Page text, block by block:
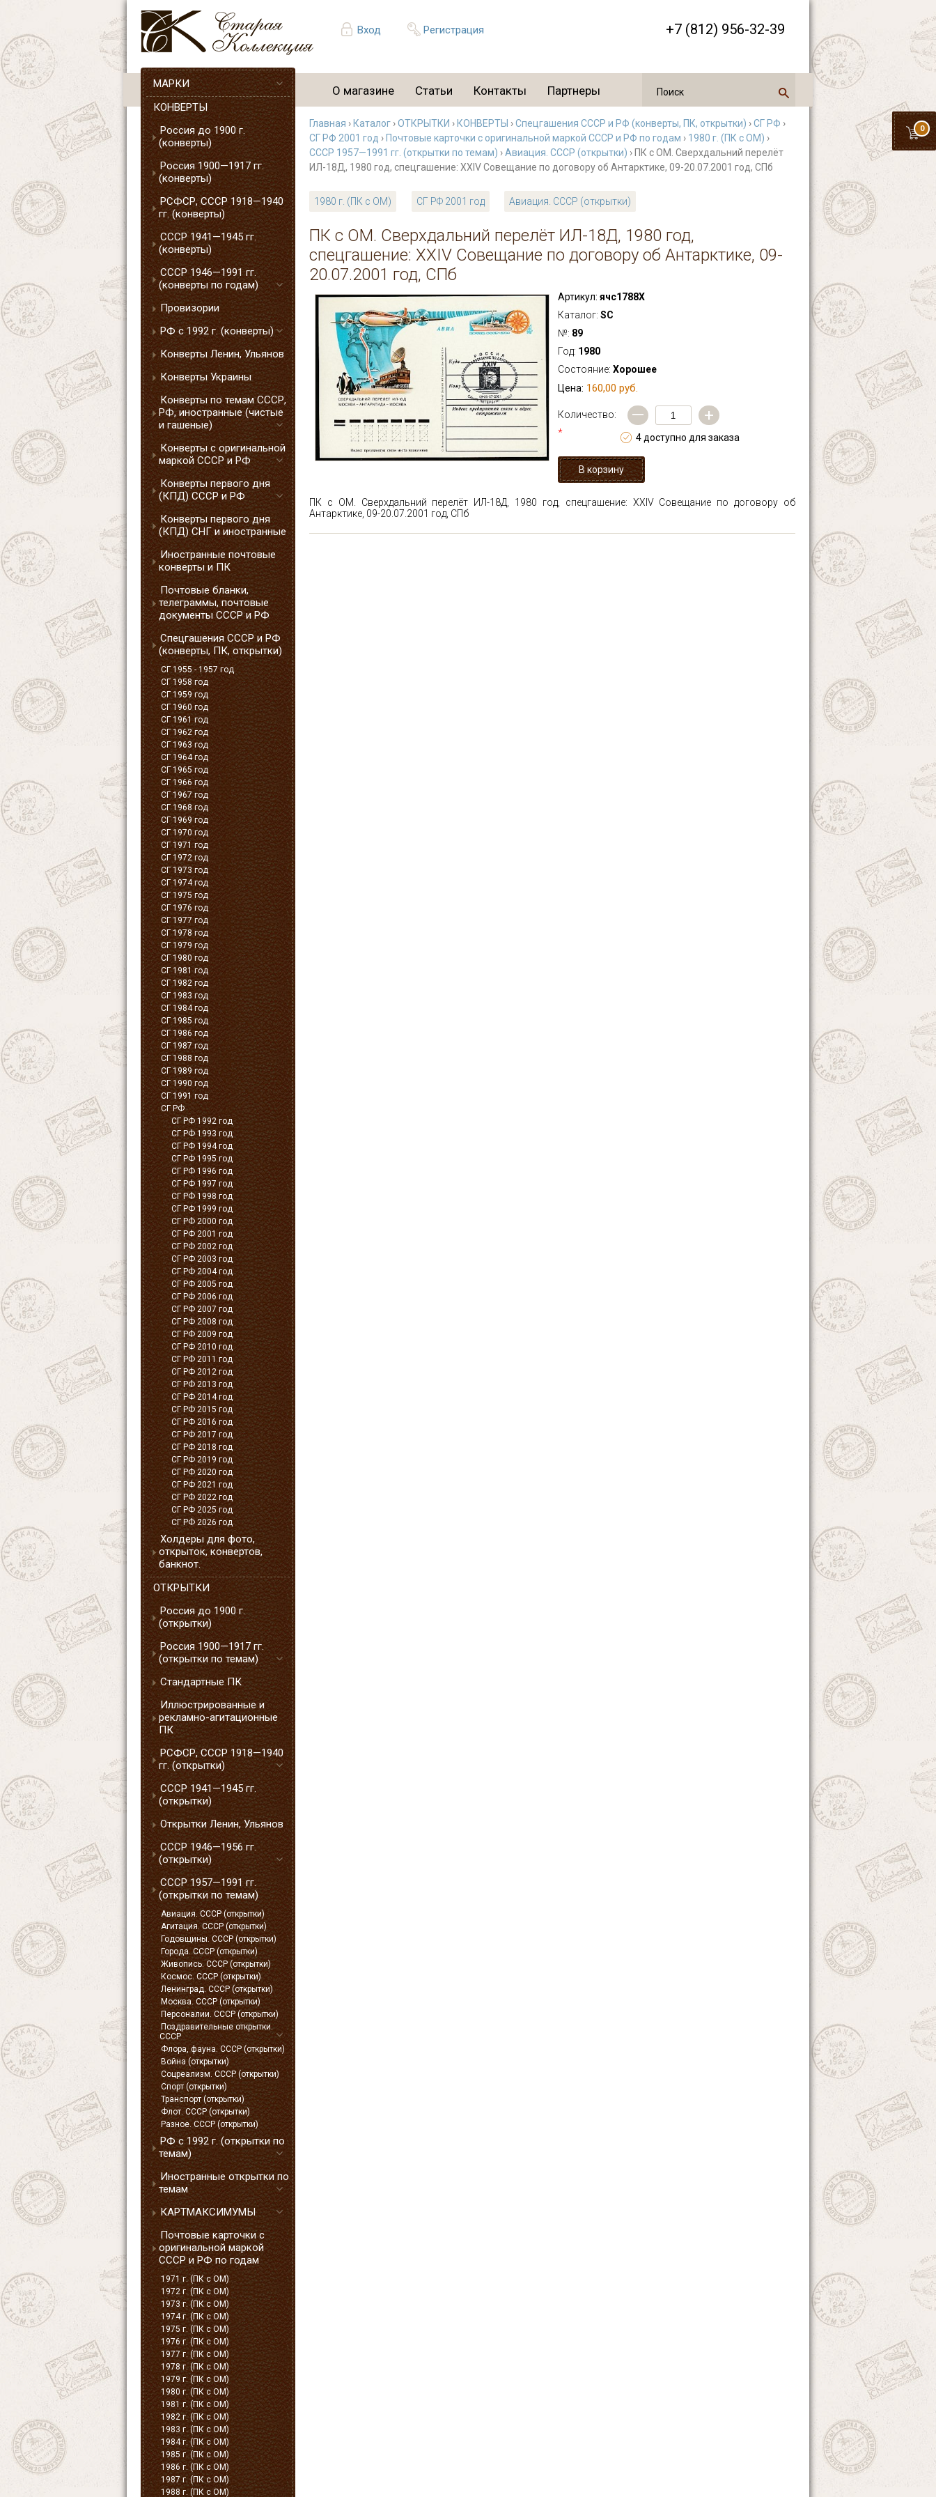
Вход Регистрация +7 (812) 956-32-39
0
О магазине Статьи Контакты Партнеры
МАРКИ
КОНВЕРТЫ
Россия до 1900 г.
(конверты)
Россия 1900—1917 гг.
(конверты)
РСФСР, СССР 1918—1940
гг. (конверты)
СССР 1941—1945 гг.
(конверты)
СССР 1946—1991 гг.
(конверты по годам)
Провизории
РФ с 1992 г. (конверты)
Конверты Ленин, Ульянов
Конверты Украины
Конверты по темам СССР,
РФ, иностранные (чистые
и гашеные)
Конверты с оригинальной
маркой СССР и РФ
Конверты первого дня
(КПД) СССР и РФ
Конверты первого дня
(КПД) СНГ и иностранные
Иностранные почтовые
конверты и ПК
Почтовые бланки,
телеграммы, почтовые
документы СССР и РФ
Спецгашения СССР и РФ
(конверты, ПК, открытки)
СГ 1955 - 1957 год
СГ 1958 год
СГ 1959 год
СГ 1960 год
СГ 1961 год
СГ 1962 год
СГ 1963 год
СГ 1964 год
СГ 1965 год
СГ 1966 год
СГ 1967 год
СГ 1968 год
СГ 1969 год
СГ 1970 год
СГ 1971 год
СГ 1972 год
СГ 1973 год
СГ 1974 год
СГ 1975 год
СГ 1976 год
СГ 1977 год
СГ 1978 год
СГ 1979 год
СГ 1980 год
СГ 1981 год
СГ 1982 год
СГ 1983 год
СГ 1984 год
СГ 1985 год
СГ 1986 год
СГ 1987 год
СГ 1988 год
СГ 1989 год
СГ 1990 год
СГ 1991 год
СГ РФ
СГ РФ 1992 год
СГ РФ 1993 год
СГ РФ 1994 год
СГ РФ 1995 год
СГ РФ 1996 год
СГ РФ 1997 год
СГ РФ 1998 год
СГ РФ 1999 год
СГ РФ 2000 год
СГ РФ 2001 год
СГ РФ 2002 год
СГ РФ 2003 год
СГ РФ 2004 год
СГ РФ 2005 год
СГ РФ 2006 год
СГ РФ 2007 год
СГ РФ 2008 год
СГ РФ 2009 год
СГ РФ 2010 год
СГ РФ 2011 год
СГ РФ 2012 год
СГ РФ 2013 год
СГ РФ 2014 год
СГ РФ 2015 год
СГ РФ 2016 год
СГ РФ 2017 год
СГ РФ 2018 год
СГ РФ 2019 год
СГ РФ 2020 год
СГ РФ 2021 год
СГ РФ 2022 год
СГ РФ 2025 год
СГ РФ 2026 год
Холдеры для фото,
открыток, конвертов,
банкнот.
ОТКРЫТКИ
Россия до 1900 г.
(открытки)
Россия 1900—1917 гг.
(открытки по темам)
Стандартные ПК
Иллюстрированные и
рекламно-агитационные
ПК
РСФСР, СССР 1918—1940
гг. (открытки)
СССР 1941—1945 гг.
(открытки)
Открытки Ленин, Ульянов
СССР 1946—1956 гг.
(открытки)
СССР 1957—1991 гг.
(открытки по темам)
Авиация. СССР (открытки)
Агитация. СССР (открытки)
Годовщины. СССР (открытки)
Города. СССР (открытки)
Живопись. СССР (открытки)
Космос. СССР (открытки)
Ленинград. СССР (открытки)
Москва. СССР (открытки)
Персоналии. СССР (открытки)
Поздравительные открытки.
СССР
Флора, фауна. СССР (открытки)
Война (открытки)
Соцреализм. СССР (открытки)
Спорт (открытки)
Транспорт (открытки)
Флот. СССР (открытки)
Разное. СССР (открытки)
РФ с 1992 г. (открытки по
темам)
Иностранные открытки по
темам
КАРТМАКСИМУМЫ
Почтовые карточки с
оригинальной маркой
СССР и РФ по годам
1971 г. (ПК с ОМ)
1972 г. (ПК с ОМ)
1973 г. (ПК с ОМ)
1974 г. (ПК с ОМ)
1975 г. (ПК с ОМ)
1976 г. (ПК с ОМ)
1977 г. (ПК с ОМ)
1978 г. (ПК с ОМ)
1979 г. (ПК с ОМ)
1980 г. (ПК с ОМ)
1981 г. (ПК с ОМ)
1982 г. (ПК с ОМ)
1983 г. (ПК с ОМ)
1984 г. (ПК с ОМ)
1985 г. (ПК с ОМ)
1986 г. (ПК с ОМ)
1987 г. (ПК с ОМ)
1988 г. (ПК с ОМ)
Главная › Каталог ›ОТКРЫТКИ › КОНВЕРТЫ ›Спецгашения СССР и РФ (конверты, ПК, открытки) ›СГ РФ ›
СГ РФ 2001 год › Почтовые карточки с оригинальной маркой СССР и РФ по годам › 1980 г. (ПК с ОМ) ›
СССР 1957—1991 гг. (открытки по темам) ›Авиация. СССР (открытки) › ПК с ОМ. Сверхдальний перелёт
ИЛ-18Д, 1980 год, спецгашение: XXIV Совещание по договору об Антарктике, 09-20.07.2001 год, СПб
1980 г. (ПК с ОМ) СГ РФ 2001 год Авиация. СССР (открытки)
ПК с ОМ. Сверхдальний перелёт ИЛ-18Д, 1980 год,
спецгашение: XXIV Совещание по договору об Антарктике, 09-
20.07.2001 год, СПб
Артикул: ячс1788Х
Каталог: SC
№: 89
Год: 1980
Состояние: Хорошее
Цена: 160,00 руб.
Количество:
*
— +
4 доступно для заказа
ПК с ОМ. Сверхдальний перелёт ИЛ-18Д, 1980 год, спецгашение: XXIV Совещание по договору об
Антарктике, 09-20.07.2001 год, СПб